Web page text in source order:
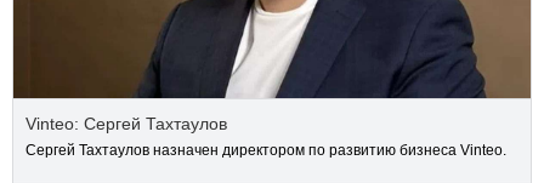
Vinteo: Сергей Тахтаулов
Сергей Тахтаулов назначен директором по развитию бизнеса Vinteo.